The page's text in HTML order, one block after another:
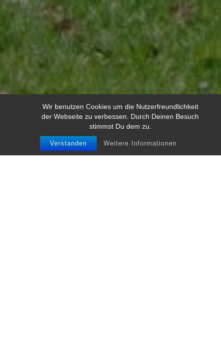
Wir benutzen Cookies um die Nutzerfreundlichkeit
der Webseite zu verbessen. Durch Deinen Besuch
stimmst Du dem zu.
Verstanden Weitere Informationen